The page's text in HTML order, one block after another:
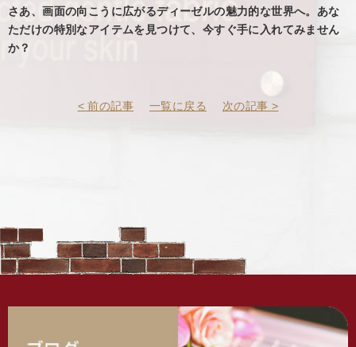
さあ、画面の向こうに広がるディーゼルの魅力的な世界へ。あな
ただけの特別なアイテムを見つけて、今すぐ手に入れてみません
か？
< 前の記事 一覧に戻る 次の記事 >